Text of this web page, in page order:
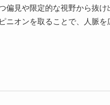
偏見や限定的な視野から抜
ニオンを取ることで、人脈